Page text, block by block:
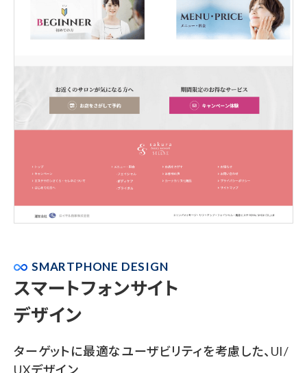
SMARTPHONE DESIGN
スマートフォンサイト
デザイン
ターゲットに最適なユーザビリティを考慮した、UI/
UXデザイン